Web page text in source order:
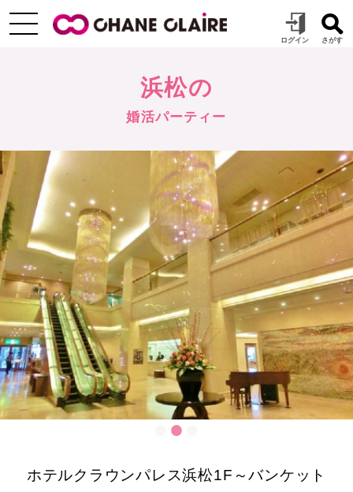
浜松の
婚活パーティー
ホテルクラウンパレス浜松1F～バンケット